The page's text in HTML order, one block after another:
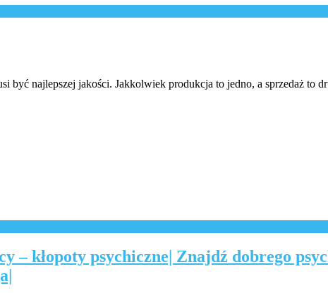
być najlepszej jakości. Jakkolwiek produkcja to jedno, a sprzedaż to
kłopoty psychiczne| Znajdź dobrego